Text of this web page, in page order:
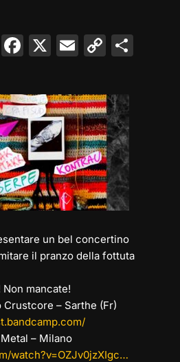
W
s
A
p
p
F
c
e
b
o
o
k
X E
ai
l
C
p
y
Li
n
k
un bel concertino
il pranzo della fottuta
mancate!
Crustcore – Sarthe (Fr)
– Milano
watch?v=OZJv0jzXIgc…